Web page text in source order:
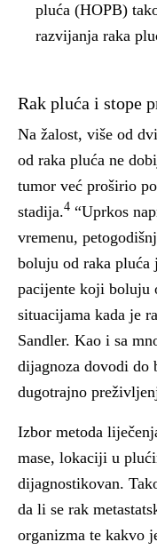
pluća (HOPB)
razvijanja raka
Rak pluća i stope
Na žalost, više od
od raka pluća ne
tumor već proširio
stadija.4 “Uprkos
vremenu,
boluju od raka pluća
pacijente koji boluju
situacijama kada je
Sandler. Kao i sa
dijagnoza dovodi do
dugotrajno
Izbor metoda
mase, lokaciji u
dijagnostikovan.
da li se rak
organizma te kakvo